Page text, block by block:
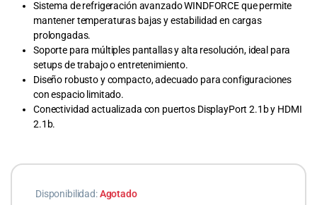
Sistema de refrigeración avanzado WINDFORCE que permite
mantener temperaturas bajas y estabilidad en cargas
prolongadas.
Soporte para múltiples pantallas y alta resolución, ideal para
setups de trabajo o entretenimiento.
Diseño robusto y compacto, adecuado para configuraciones
con espacio limitado.
Conectividad actualizada con puertos DisplayPort 2.1b y HDMI
2.1b.
Disponibilidad:Agotado